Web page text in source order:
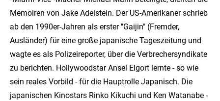
Memoiren von Jake Adelstein. Der US-Amerikaner schrieb
ab den 1990er-Jahren als erster "Gaijin" (Fremder,
Ausländer) für eine große japanische Tageszeitung und
wagte es als Polizeireporter, über die Verbrechersyndikate
zu berichten. Hollywoodstar Ansel Elgort lernte - so wie
sein reales Vorbild - für die Hauptrolle Japanisch. Die
japanischen Kinostars Rinko Kikuchi und Ken Watanabe -